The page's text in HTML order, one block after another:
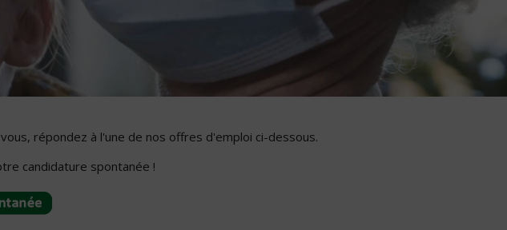
répondez à l'une de nos offres d'emploi ci-dessous.
candidature spontanée !